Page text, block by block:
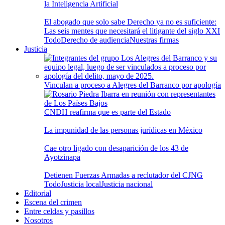
la Inteligencia Artificial
El abogado que solo sabe Derecho ya no es suficiente:
Las seis mentes que necesitará el litigante del siglo XXI
TodoDerecho de audienciaNuestras firmas
Justicia
Vinculan a proceso a Alegres del Barranco por apología
CNDH reafirma que es parte del Estado
La impunidad de las personas jurídicas en México
Cae otro ligado con desaparición de los 43 de
Ayotzinapa
Detienen Fuerzas Armadas a reclutador del CJNG
TodoJusticia localJusticia nacional
Editorial
Escena del crimen
Entre celdas y pasillos
Nosotros